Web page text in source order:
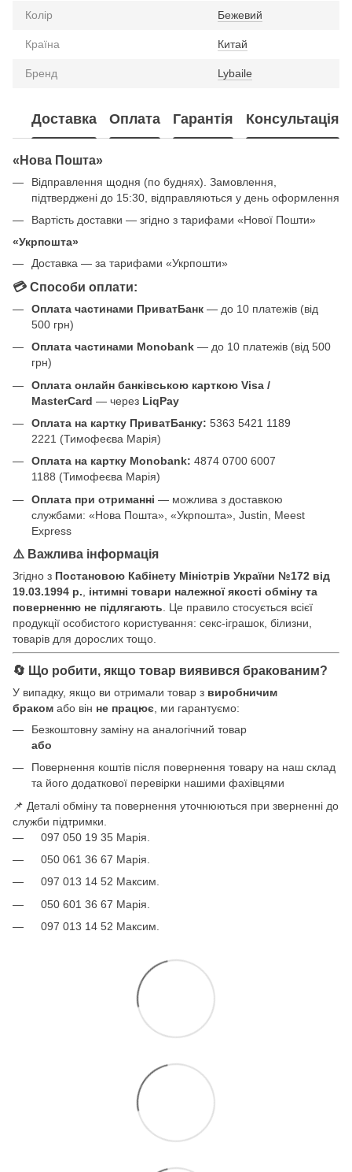
Колір Бежевий
Країна Китай
Бренд Lybaile
Доставка Оплата Гарантія Консультація
«Нова Пошта»
Відправлення щодня (по буднях). Замовлення,
підтверджені до 15:30, відправляються у день оформлення
Вартість доставки — згідно з тарифами «Нової Пошти»
«Укрпошта»
Доставка — за тарифами «Укрпошти»
💳 Способи оплати:
Оплата частинами ПриватБанк — до 10 платежів (від
500 грн)
Оплата частинами Monobank — до 10 платежів (від 500
грн)
Оплата онлайн банківською карткою Visa /
MasterCard — через LiqPay
Оплата на картку ПриватБанку: 5363 5421 1189
2221 (Тимофеєва Марія)
Оплата на картку Monobank: 4874 0700 6007
1188 (Тимофеєва Марія)
Оплата при отриманні — можлива з доставкою
службами: «Нова Пошта», «Укрпошта», Justin, Meest
Express
⚠️ Важлива інформація
Згідно з Постановою Кабінету Міністрів України №172 від
19.03.1994 р.
інтимні товари належної якості обміну та
поверненню не підлягають . Це правило стосується всієї
продукції особистого користування: секс-іграшок, білизни,
товарів для дорослих тощо.
🔄 Що робити, якщо товар виявився бракованим?
У випадку, якщо ви отримали товар з виробничим
браком або він не працює , ми гарантуємо:
Безкоштовну заміну на аналогічний товар
або
Повернення коштів після повернення товару на наш склад
та його додаткової перевірки нашими фахівцями
📌 Деталі обміну та повернення уточнюються при зверненні до
служби підтримки.
097 050 19 35 Марія.
050 061 36 67 Марія.
097 013 14 52 Максим.
050 601 36 67 Марія.
097 013 14 52 Максим.